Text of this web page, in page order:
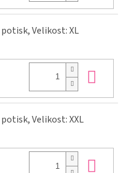
Velikost: XL
Velikost: XXL